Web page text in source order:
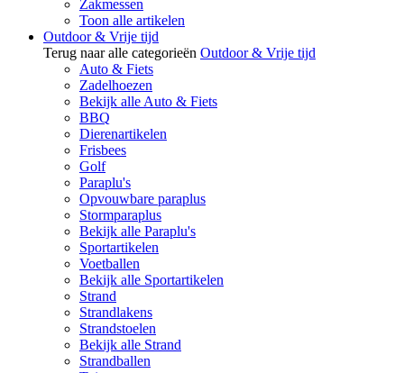
Zakmessen
Toon alle artikelen
Outdoor & Vrije tijd
Terug naar alle categorieën Outdoor & Vrije tijd
Auto & Fiets
Zadelhoezen
Bekijk alle Auto & Fiets
BBQ
Dierenartikelen
Frisbees
Golf
Paraplu's
Opvouwbare paraplus
Stormparaplus
Bekijk alle Paraplu's
Sportartikelen
Voetballen
Bekijk alle Sportartikelen
Strand
Strandlakens
Strandstoelen
Bekijk alle Strand
Strandballen